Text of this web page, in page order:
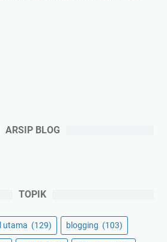
ARSIP BLOG
TOPIK
utama (129) blogging (103)